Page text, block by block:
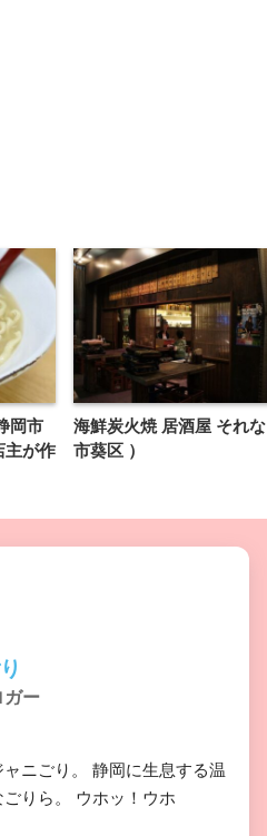
岡市
主が作
海鮮炭火焼 居酒屋 それ
市葵区 ）
ガー
ャニごり。 静岡に生息する温
りら。 ウホッ！ウホ